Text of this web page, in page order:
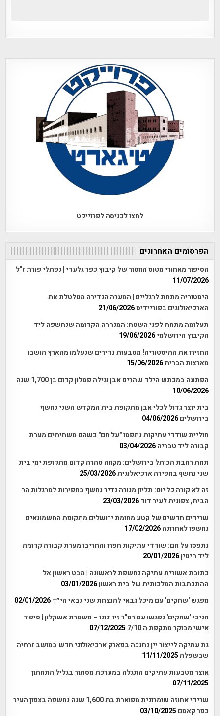
לחצו לכניסה לפרוייקט
הפרסומים האחרונים
הסיפור מאחורי מטוס הווטור של קיבוץ כפר גלעדי | נפתלי פורת ז"ל
11/07/2026
היסטוריה מתחת לרגליים | המערה הנדירה מטלטלת את
הארכיאולוגים בפוריידיס21/06/2026
תעלומה מתחת לפני השטח: המנהרה הקדומה שנחשפה ליד
הקיבוץ הירושלמי19/06/2026
החזירו את ההיסטוריה! מטבעות נדירים שנעלמו מהארץ הושבו
מארצות הברית15/06/2026
הפתעה במכתש הילד שהרים אבן וגילה פסלון קדום בן 1,700 שנה
10/06/2026
בית יוצר גדול לכלי אבן מתקופת בית המקדש השני נחשף
בירושלים 04/06/2026
חוליית שודדי עתיקות נתפסו "על חם" כשהם משחיתים מערת
קבורה ליד טבריה 03/04/2026
תחת רחבת הכותל בירושלים: מקווה טהרה קדום מתקופת ימי בית
שני נחשף בחפירה ארכיאלוגית25/03/2026
זה לא קורה כל יום: תליון מנורה נדיר נחשף בחפירות למרגלות הר
הבית, צפונית לעיר דוד 23/03/2026
שרידים חדשים של קטע מחומת ירושלים מתקופת החשמונאים
נחשפו לאחרונה 17/02/2026
נתפסו על חם: שודדי עתיקות חפרו והחריבו מערת קבורה קדומה
ליד חיטין20/01/2026
כתובת אשורית עתיקה נחשפת לראשונה | מבט ראשון אל
ההתכתבות המלכותית של בית ראשון03/01/2026
מפגש 'שחקים' עם מיכל גבאי להנצחת שני גבאי הי״ד 02/01/2026
חניכי 'שחקים' נפגשו עם רס"ר זיו ונונו – משטרת אשקלון | סיפור
אישי מבוקר מתקפת ה 7/10
07/12/2025
גת עתיקה לייצור יין נחנכה בפארק ארכיאולוגי חדש במושב זרחיה
שבשפלה 11/11/2025
אוצר מטבעות עתיקים התגלה במערכת מסתור בגליל התחתון
07/11/2025
שרידי אחוזה שומרונית מפוארת בת 1,600 שנה נחשפה בצפון העיר
כפר קאסם 03/10/2025